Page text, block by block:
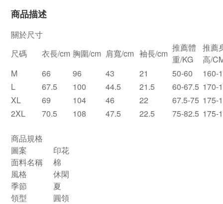
商品描述
關於尺寸
尺碼
衣長/cm 胸圍/cm 肩寬/cm 袖長/cm
推薦體
重/KG
推薦
高/
M
66 96 43 21 50-60
160-
L
67.5 100 44.5 21.5 60-67.5 170-
XL
69 104 46 22 67.5-75 175-
2XL
70.5 108 47.5 22.5 75-82.5 175-
商品規格
圖案
印花
面料名稱
棉
風格
休閑
季節
夏
領型
圓領